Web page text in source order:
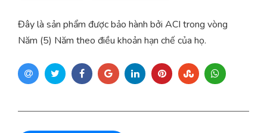
Đây là sản phẩm được bảo hành bởi ACI trong vòng
Năm (5) Năm theo điều khoản hạn chế của họ.